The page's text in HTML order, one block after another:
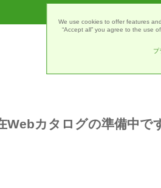
Webカタログの準備中で
We use cookies to offer features
“Accept all” you agree to the use
プ